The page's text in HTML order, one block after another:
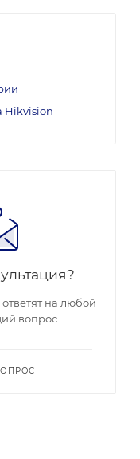
Hikvision
на любой
вопрос